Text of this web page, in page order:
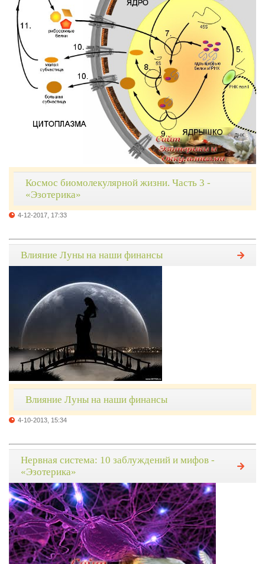
Космос биомолекулярной жизни. Часть 3 -
«Эзотерика»
4-12-2017, 17:33
Влияние Луны на наши финансы
Влияние Луны на наши финансы
4-10-2013, 15:34
Нервная система: 10 заблуждений и мифов -
«Эзотерика»